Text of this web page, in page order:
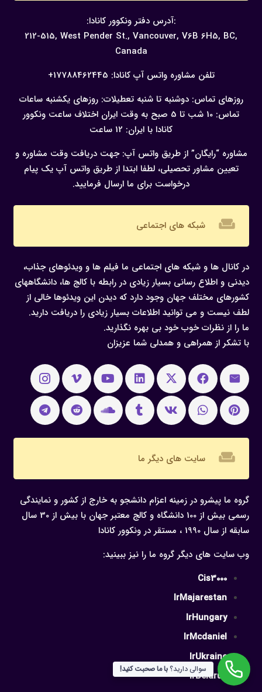
:آدرس دفتر ونکوور کانادا:
212-515, West Pender St., Vancouver, V6B 6H5, BC,
Canada
تلفن مشاوره واتس آپ کانادا: 17788462445+
روزهای تماس: دوشنبه تا شنبه تعطیلات: روزهای یکشنبه ساعات
تماس: 10 شب تا 5 صبح به وقت ایران
اختلاف ساعت ونکوور
کانادا با ایران: 12 ساعت
مشاوره “رایگان” از طریق واتس آپ: جهت دریافت وقت مشاوره و
تعیین مشاور تحصیلی، لطفا ابتدا از طریق واتس آپ یک پیام
درخواست برای ما ارسال فرمایید.
weekend شبکه های اجتماعی
در کانال ها و شبکه های اجتماعی ما فیلم ها و ویدئوهای جذاب،
دیدنی و اطلاع رسانی بسیار زیادی در رابطه با کالج ها، دانشگاههای
کشورهای مختلف جهان وجود دارد که دیدن این ویدئوها خالی از
لطف نیست و می توانید اطلاعات بسیار زیادی را دریافت دارید.
ما را از نظرات خوب خود بی بهره نگذارید.
با تشکر از همراهی و همدلی شما عزیزان
weekend سایت های دیگر ما
گروه ما پیشرو در زمینه اعزام دانشجو به خارج از کشور و نمایندگی
رسمی بیش از 100 دانشگاه و کالج معتبر جهان با بیش از 30 سال
سابقه از سال 1990 ، مستقر در ونکوور کانادا
وب سایت های دیگر گروه ما را نیز ببینید:
Cis3000
IrMajarestan
IrHungary
IrMcdaniel
IrUkraine
IrBelarus
سوالی دارید؟با ما صحبت کنید!